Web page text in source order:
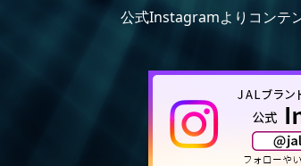
公式Instagramよりコンテ